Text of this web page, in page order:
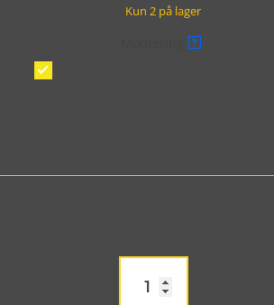
Kun 2 på lager
?
Milestone
GreenSport
255/45R20